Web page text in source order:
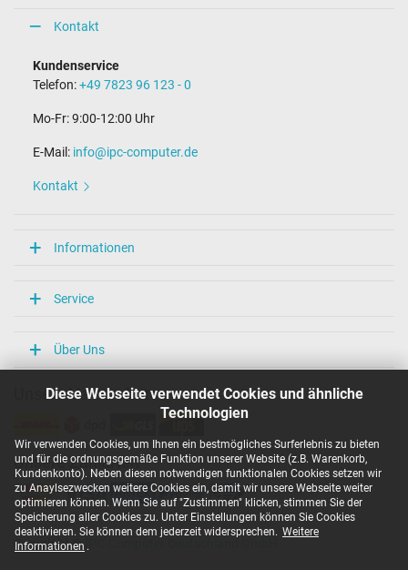
Diese Webseite verwendet Cookies und ähnliche
Technologien
Wir verwenden Cookies, um Ihnen ein bestmögliches Surferlebnis zu bieten
und für die ordnungsgemäße Funktion unserer Website (z.B. Warenkorb,
Kundenkonto). Neben diesen notwendigen funktionalen Cookies setzen wir
zu Anaylsezwecken weitere Cookies ein, damit wir unsere Webseite weiter
optimieren können. Wenn Sie auf "Zustimmen" klicken, stimmen Sie der
Speicherung aller Cookies zu. Unter Einstellungen können Sie Cookies
deaktivieren. Sie können dem jederzeit widersprechen. Weitere
Informationen .
Kontakt
Kundenservice
Telefon:+49 7823 96 123 - 0
Mo-Fr: 9:00-12:00 Uhr
E-Mail: info@ipc-computer.de
Kontakt
Informationen
Service
Über Uns
Unsere Versandarten
Unsere Zahlarten
Copyright ©